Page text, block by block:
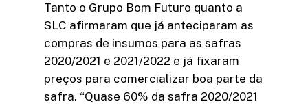
Tanto o Grupo Bom Futuro quanto a
SLC afirmaram que já anteciparam as
compras de insumos para as safras
2020/2021 e 2021/2022 e já fixaram
preços para comercializar boa parte da
safra. “Quase 60% da safra 2020/2021